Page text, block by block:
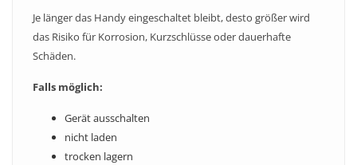
Je länger das Handy eingeschaltet bleibt, desto größer wird
das Risiko für Korrosion, Kurzschlüsse oder dauerhafte
Schäden.
Falls möglich:
Gerät ausschalten
nicht laden
trocken lagern